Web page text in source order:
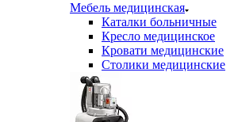
Мебель медицинская
Каталки больничные
Кресло медицинское
Кровати медицинские
Столики медицинские